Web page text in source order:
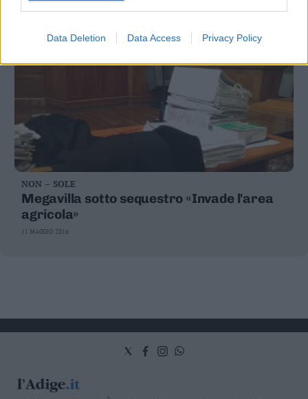
Data Deletion Data Access Privacy Policy
Social media
NON – SOLE
Megavilla sotto sequestro «Invade l'area
agricola»
11 MAGGIO 2016